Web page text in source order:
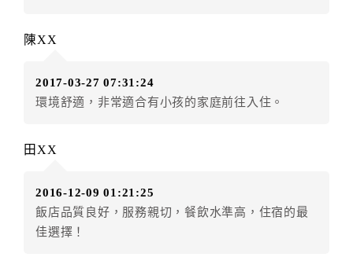
（提出申辦日為保留起算日）
店客滿，敬請及早計畫，如逾時未提出申辦，視同無條
件放棄訂單（住宿權益）。 （限原訂飯店使用）
得辦理取消退款。
．訂單異動後，訂單費用總計小於原訂單費用總計時，
訂房者不得要求退其差額。限原訂飯店
陳XX
2017-03-27 07:31:24
環境舒適，非常適合有小孩的家庭前往入住。
田XX
2016-12-09 01:21:25
飯店品質良好，服務親切，餐飲水準高，住宿的最
佳選擇！